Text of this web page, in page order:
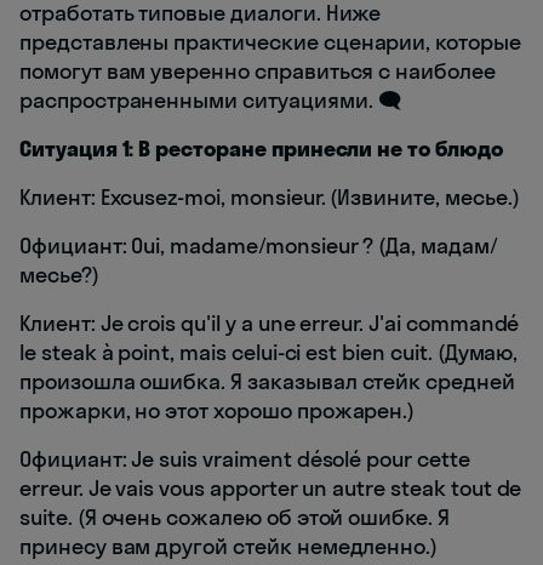
отработать типовые диалоги. Ниже
представлены практические сценарии, которые
помогут вам уверенно справиться с наиболее
распространенными ситуациями. 🗨️
Ситуация 1: В ресторане принесли не то блюдо
Клиент: Excusez-moi, monsieur. (Извините, месье.)
Официант: Oui, madame/monsieur ? (Да, мадам/
месье?)
Клиент: Je crois qu'il y a une erreur. J'ai commandé
le steak à point, mais celui-ci est bien cuit. (Думаю,
произошла ошибка. Я заказывал стейк средней
прожарки, но этот хорошо прожарен.)
Официант: Je suis vraiment désolé pour cette
erreur. Je vais vous apporter un autre steak tout de
suite. (Я очень сожалею об этой ошибке. Я
принесу вам другой стейк немедленно.)